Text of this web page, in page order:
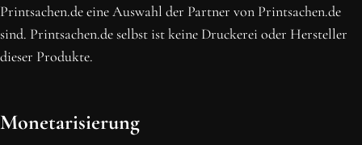
Printsachen.de eine Auswahl der Partner von Printsachen.de
sind. Printsachen.de selbst ist keine Druckerei oder Hersteller
dieser Produkte.
Monetarisierung